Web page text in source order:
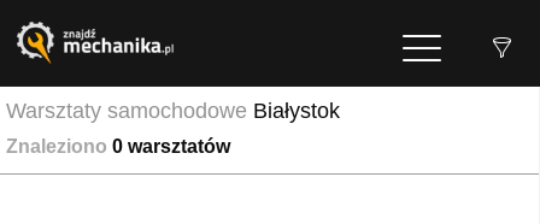
Warsztaty samochodowe Białystok
Znaleziono 0 warsztatów